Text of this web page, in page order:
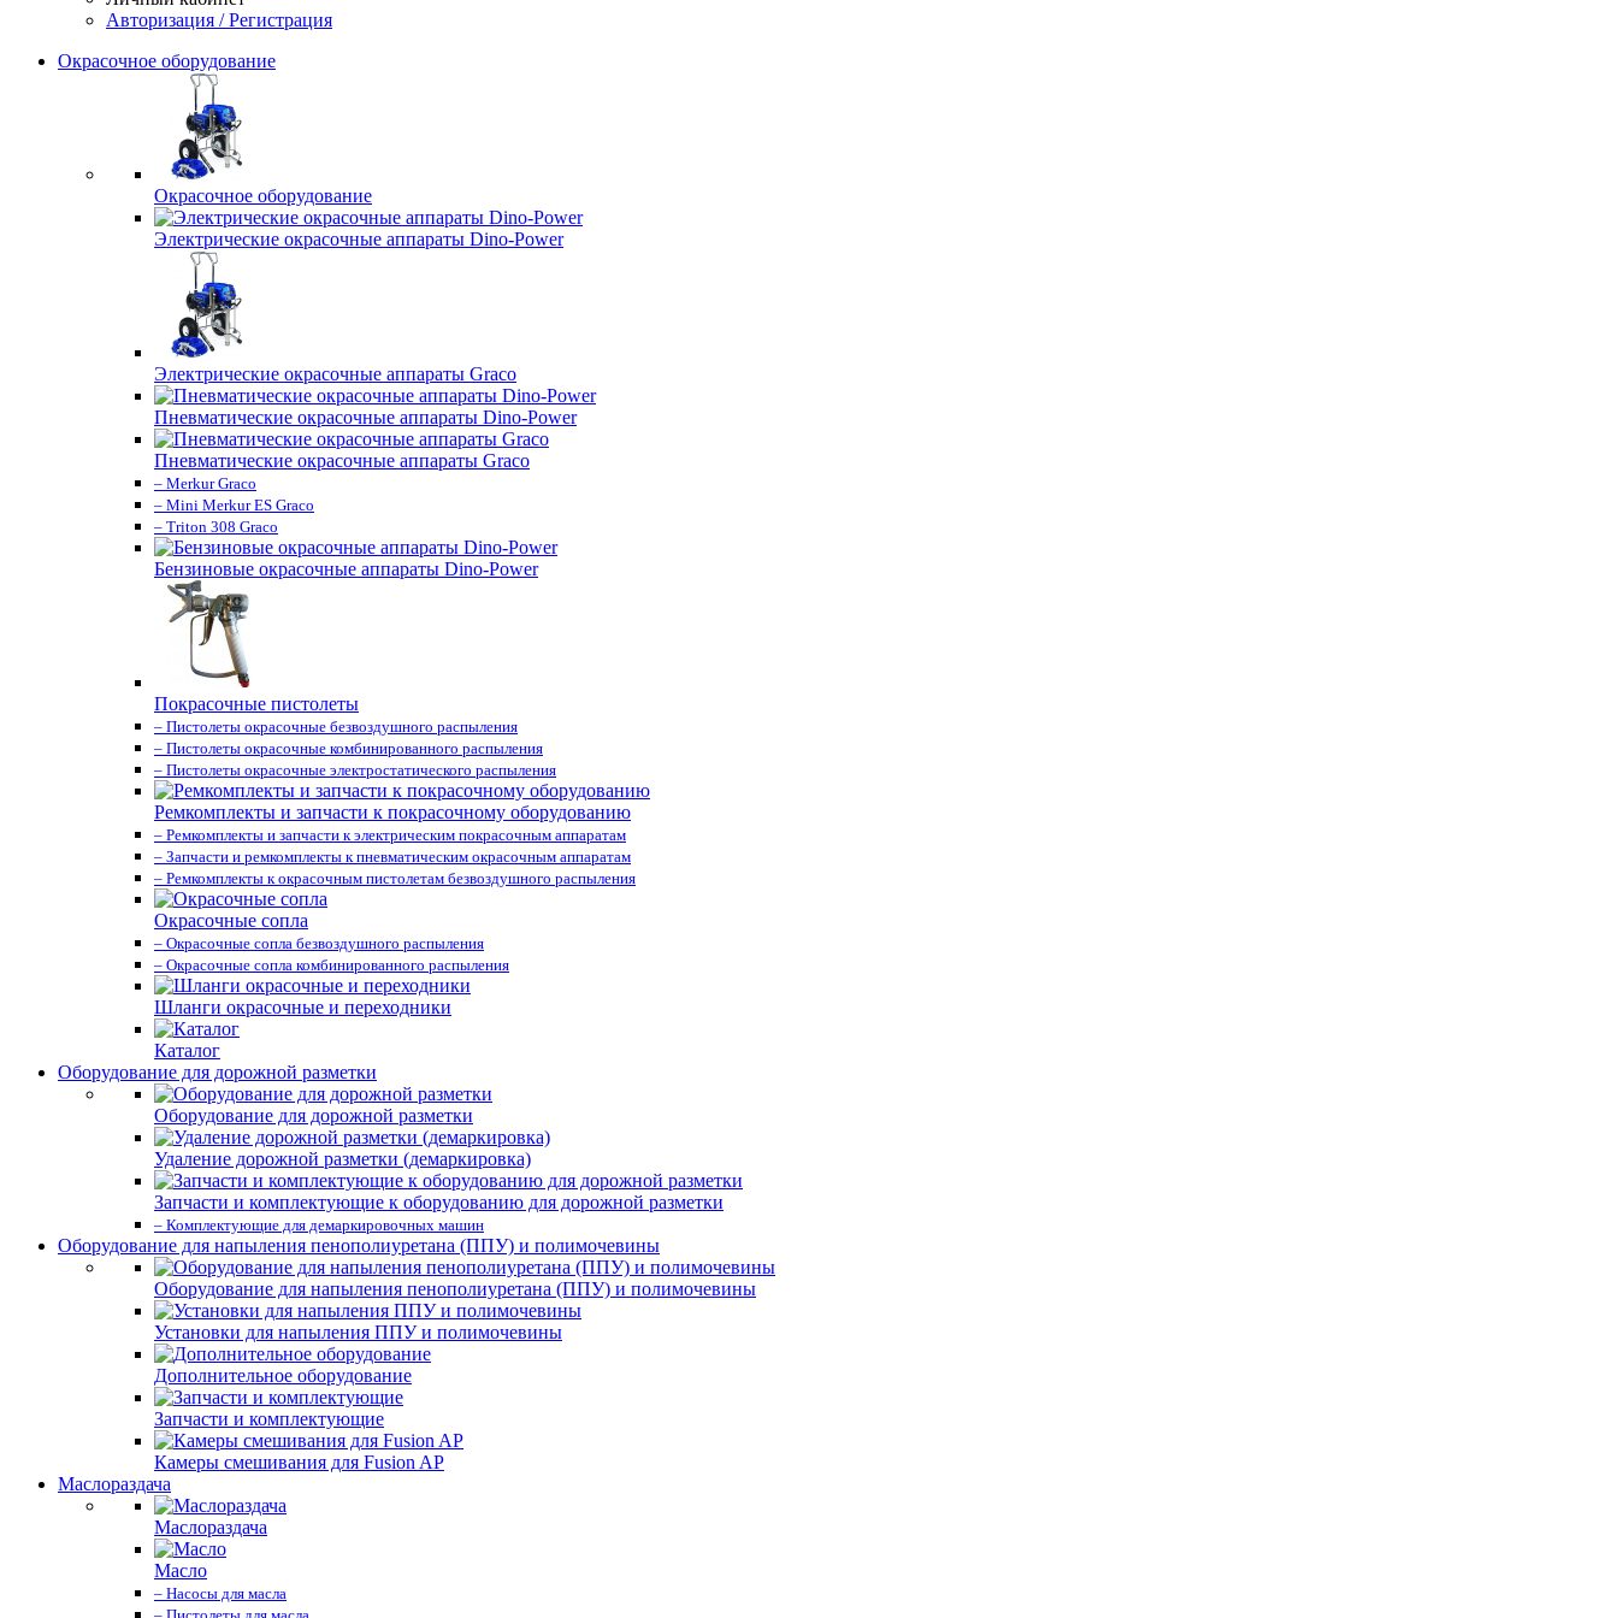
Авторизация / Регистрация
Окрасочное оборудование
Окрасочное оборудование
Электрические окрасочные аппараты Dino-Power
Электрические окрасочные аппараты Graco
Пневматические окрасочные аппараты Dino-Power
Пневматические окрасочные аппараты Graco
– Merkur Graco
– Mini Merkur ES Graco
– Triton 308 Graco
Бензиновые окрасочные аппараты Dino-Power
Покрасочные пистолеты
– Пистолеты окрасочные безвоздушного распыления
– Пистолеты окрасочные комбинированного распыления
– Пистолеты окрасочные электростатического распыления
Ремкомплекты и запчасти к покрасочному оборудованию
– Ремкомплекты и запчасти к электрическим покрасочным аппаратам
– Запчасти и ремкомплекты к пневматическим окрасочным аппаратам
– Ремкомплекты к окрасочным пистолетам безвоздушного распыления
Окрасочные сопла
– Окрасочные сопла безвоздушного распыления
– Окрасочные сопла комбинированного распыления
Шланги окрасочные и переходники
Каталог
Оборудование для дорожной разметки
Оборудование для дорожной разметки
Удаление дорожной разметки (демаркировка)
Запчасти и комплектующие к оборудованию для дорожной разметки
– Комплектующие для демаркировочных машин
Оборудование для напыления пенополиуретана (ППУ) и полимочевины
Оборудование для напыления пенополиуретана (ППУ) и полимочевины
Установки для напыления ППУ и полимочевины
Дополнительное оборудование
Запчасти и комплектующие
Камеры смешивания для Fusion AP
Маслораздача
Маслораздача
Масло
– Насосы для масла